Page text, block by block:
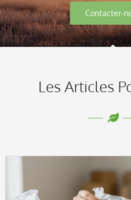
Contacter-
Les Articles